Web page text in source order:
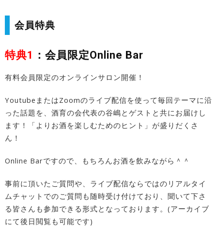
会員特典
特典1 ：会員限定Online Bar
有料会員限定のオンラインサロン開催！
YoutubeまたはZoomのライブ配信を使って毎回テーマに沿
った話題を、酒育の会代表の谷嶋とゲストと共にお届けし
ます！「よりお酒を楽しむためのヒント」が盛りだくさ
ん！
Online Barですので、もちろんお酒を飲みながら＾＾
事前に頂いたご質問や、ライブ配信ならではのリアルタイ
ムチャットでのご質問も随時受け付けており、聞いて下さ
る皆さんも参加できる形式となっております。(アーカイブ
にて後日閲覧も可能です)